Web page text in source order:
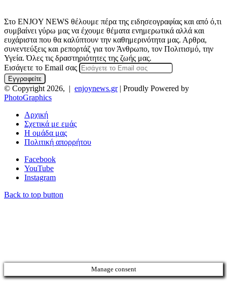
Στο ENJOY NEWS θέλουμε πέρα της ειδησεογραφίας και από ό,τι
συμβαίνει γύρω μας να έχουμε θέματα ενημερωτικά αλλά και
ευχάριστα που θα καλύπτουν την καθημερινότητα μας. Αρθρα,
συνεντεύξεις και ρεπορτάζ για τον Άνθρωπο, τον Πολιτισμό, την
Υγεία. Όλες τις δραστηριότητες της ζωής μας.
Εισάγετε το Email σας
© Copyright 2026, | enjoynews.gr| Proudly Powered by
PhotoGraphics
Αρχική
Σχετικά με εμάς
Η ομάδα μας
Πολιτική απορρήτου
Facebook
YouTube
Instagram
Back to top button
Manage consent